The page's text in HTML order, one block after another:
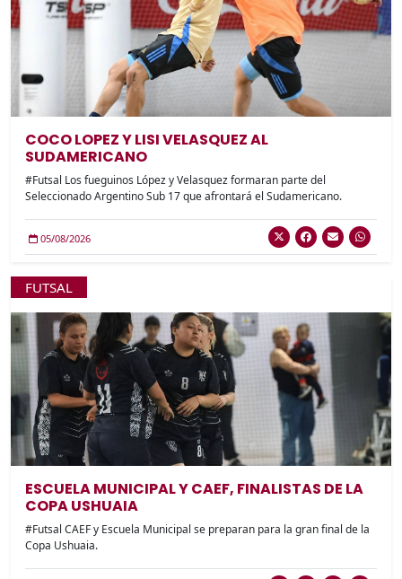
COCO LOPEZ Y LISI VELASQUEZ AL
SUDAMERICANO
#Futsal Los fueguinos López y Velasquez formaran parte del
Seleccionado Argentino Sub 17 que afrontará el Sudamericano.
05/08/2026
FUTSAL
ESCUELA MUNICIPAL Y CAEF, FINALISTAS DE LA
COPA USHUAIA
#Futsal CAEF y Escuela Municipal se preparan para la gran final de la
Copa Ushuaia.